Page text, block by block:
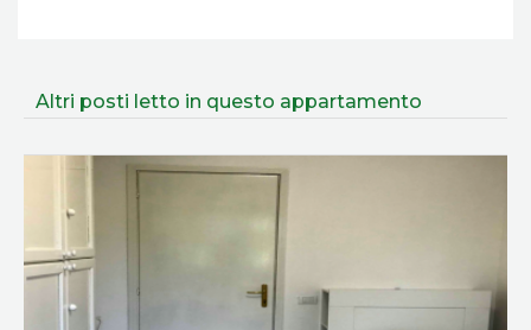
Altri posti letto in questo appartamento